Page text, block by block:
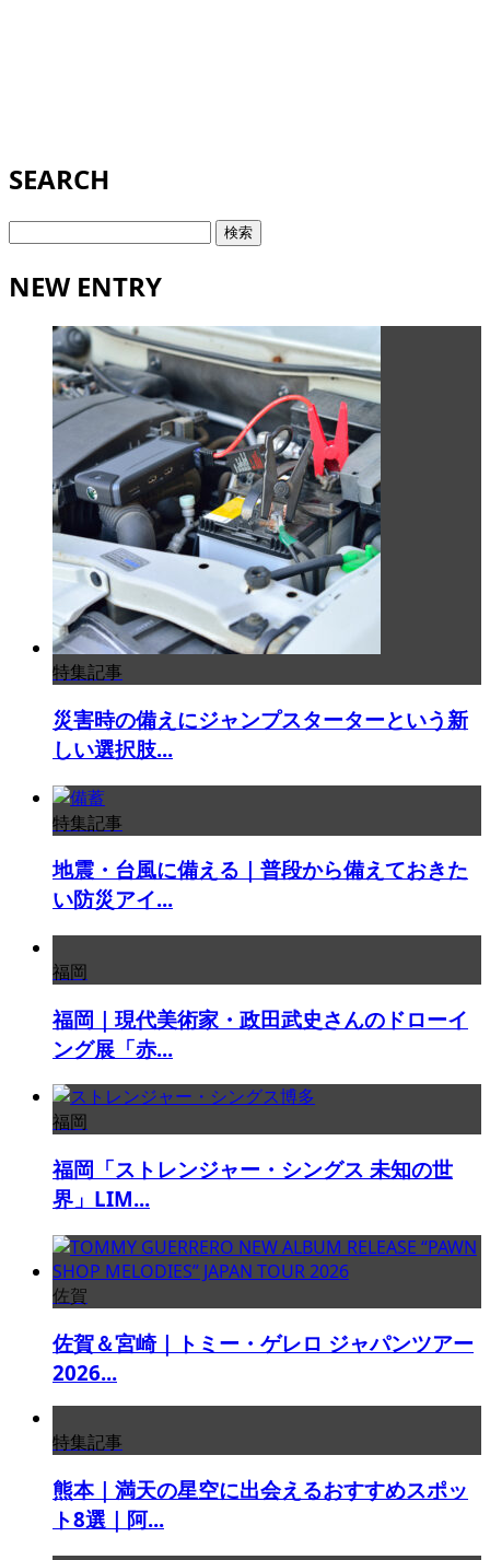
SEARCH
検
NEW ENTRY
特集記事
災害時の備えにジャンプスターターという新
しい選択肢...
特集記事
地震・台風に備える｜普段から備えておきた
い防災アイ...
福岡
福岡｜現代美術家・政田武史さんのドローイ
ング展「赤...
福岡
福岡「ストレンジャー・シングス 未知の世
界」LIM...
佐賀
佐賀＆宮崎｜トミー・ゲレロ ジャパンツアー
2026...
特集記事
熊本｜満天の星空に出会えるおすすめスポッ
ト8選｜阿...